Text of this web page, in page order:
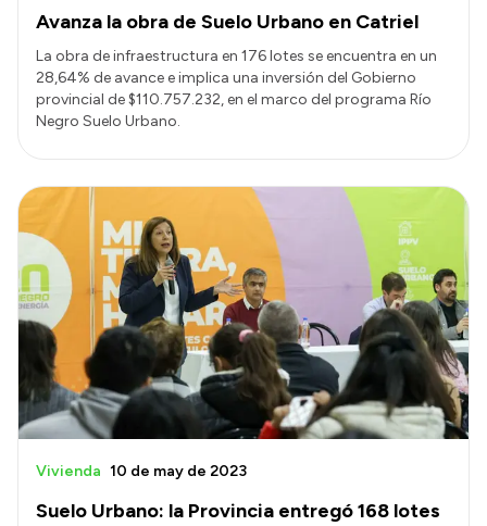
Avanza la obra de Suelo Urbano en Catriel
La obra de infraestructura en 176 lotes se encuentra en un
28,64% de avance e implica una inversión del Gobierno
provincial de $110.757.232, en el marco del programa Río
Negro Suelo Urbano.
Suelo Urbano: la Provincia entregó 168 lotes
Vivienda 10 de may de 2023